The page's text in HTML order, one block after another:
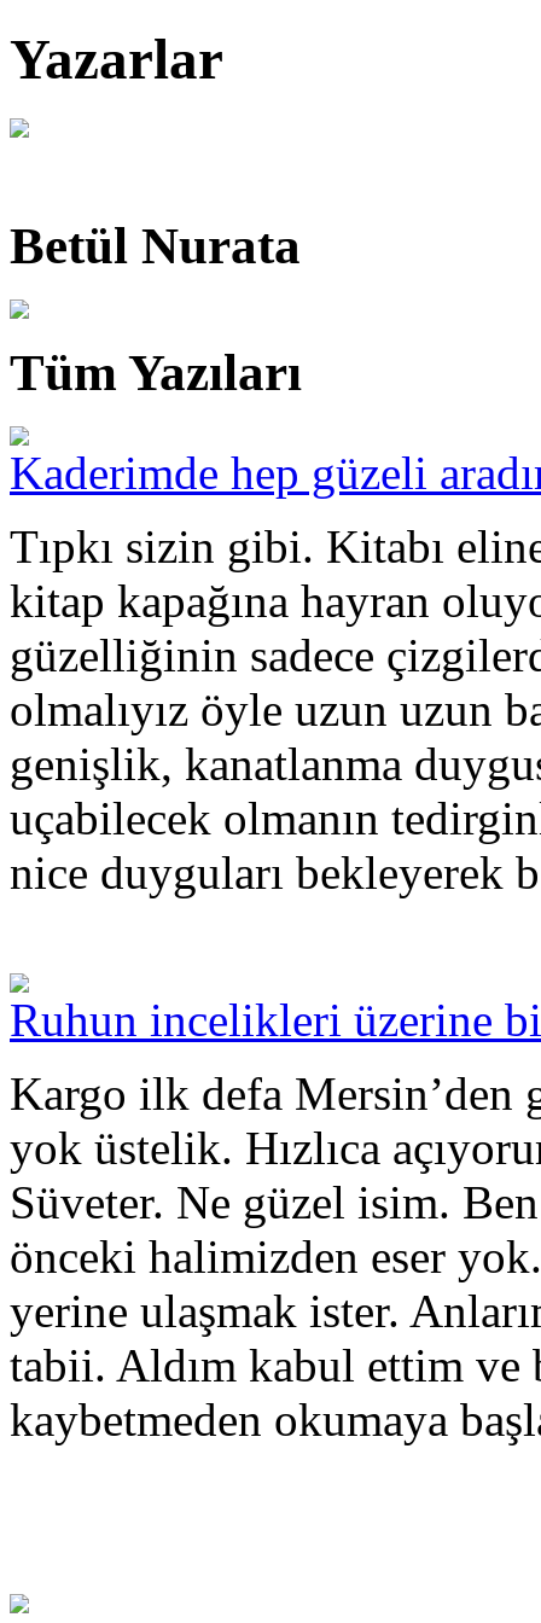
Yazarlar
Betül Nurata
Tüm Yazıları
Kaderimde hep güzeli
Tıpkı sizin gibi. Kitabı
kitap kapağına hayran
güzelliğinin sadece
olmalıyız öyle uzun uzun
genişlik, kanatlanma
uçabilecek olmanın
nice duyguları bekleyerek
Ruhun incelikleri üzerine
Kargo ilk defa Mersin’den
yok üstelik. Hızlıca
Süveter. Ne güzel isim.
önceki halimizden eser
yerine ulaşmak ister.
tabii. Aldım kabul ettim ve
kaybetmeden okumaya